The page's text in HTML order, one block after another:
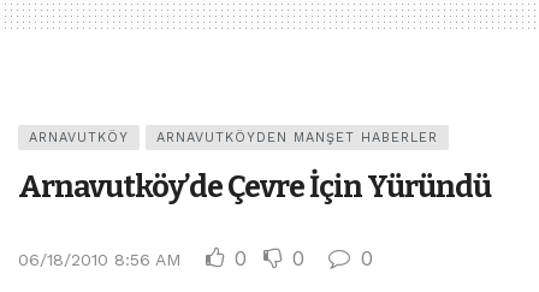
ARNAVUTKÖY ARNAVUTKÖYDEN MANŞET HABERLER
Arnavutköy’de Çevre İçin Yüründü
06/18/2010 8:56 AM 0 0 0